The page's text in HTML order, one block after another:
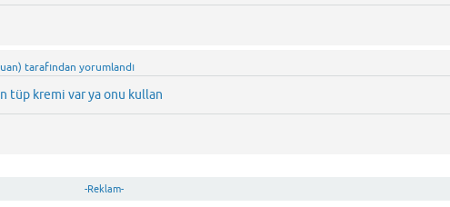
tarafından yorumlandı
tüp kremi var ya onu kullan
-Reklam-